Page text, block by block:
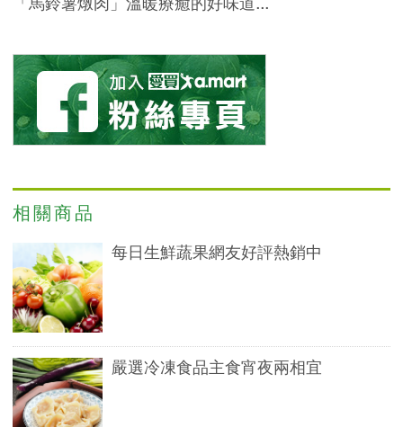
相關商品
每日生鮮蔬果網友好評熱銷中
嚴選冷凍食品主食宵夜兩相宜